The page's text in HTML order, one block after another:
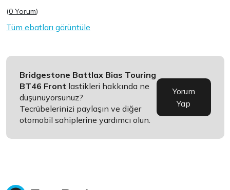
(0 Yorum)
Tüm ebatları görüntüle
Bridgestone Battlax Bias Touring
BT46 Front lastikleri hakkında ne
düşünüyorsunuz?
Tecrübelerinizi paylaşın ve diğer
otomobil sahiplerine yardımcı olun.
Yorum
Yap